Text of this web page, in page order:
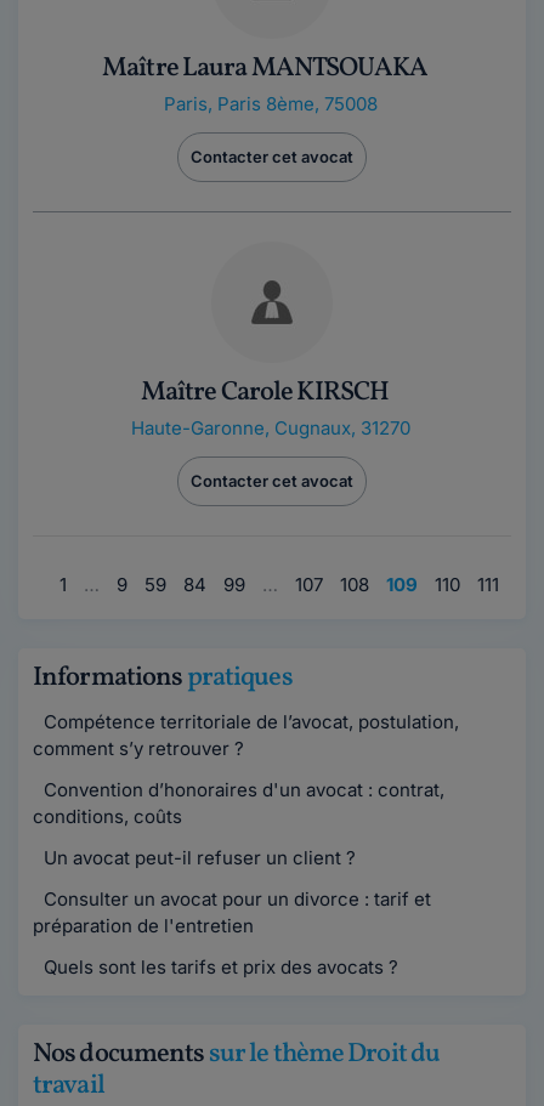
Maître Laura MANTSOUAKA
Paris, Paris 8ème, 75008
Contacter cet avocat
Maître Carole KIRSCH
Haute-Garonne, Cugnaux, 31270
Contacter cet avocat
1 … 9 59 84 99 … 107 108 109 110 111
Informationspratiques
Compétence territoriale de l’avocat, postulation,
comment s’y retrouver ?
Convention d’honoraires d'un avocat : contrat,
conditions, coûts
Un avocat peut-il refuser un client ?
Consulter un avocat pour un divorce : tarif et
préparation de l'entretien
Quels sont les tarifs et prix des avocats ?
Nos documentssur le thème Droit du
travail